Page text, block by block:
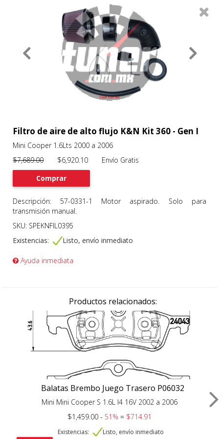
Services
Productos Filtros 0
Previous
Filtro de aire de alto flujo K&N Kit 360 - Gen I
Mini Cooper 1.6Lts 2000 a 2006
$7,689.00$6,920.10 Envío Gratis
Comprar
Descripción: 57-0331-1 Motor aspirado. Solo para
transmisión manual.
SKU: SPEKNFIL0395
Existencias:
Listo, envío inmediato
Ayuda inmediata
Productos relacionados:
Balatas Brembo Juego Trasero P06032
Mini Mini Cooper S 1.6L I4 16V 2002 a 2006
$1,459.00 - 51% = $714.91
Existencias: Listo, envío inmediato